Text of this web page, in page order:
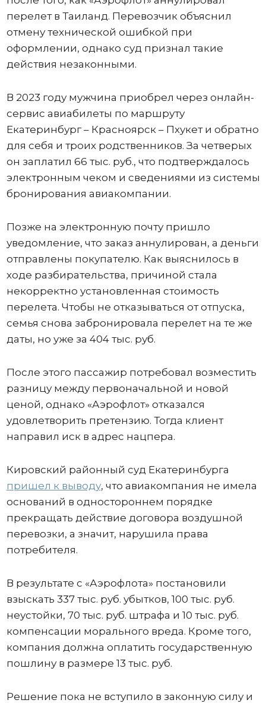
перелет в Таиланд. Перевозчик объяснил
отмену технической ошибкой при
оформлении, однако суд признал такие
действия незаконными.
В 2023 году мужчина приобрел через онлайн-
сервис авиабилеты по маршруту
Екатеринбург – Красноярск – Пхукет и обратно
для себя и троих родственников. За четверых
он заплатил 66 тыс. руб., что подтверждалось
электронным чеком и сведениями из системы
бронирования авиакомпании.
Позже на электронную почту пришло
уведомление, что заказ аннулирован, а деньги
отправлены покупателю. Как выяснилось в
ходе разбирательства, причиной стала
некорректно установленная стоимость
перелета. Чтобы не отказываться от отпуска,
семья снова забронировала перелет на те же
даты, но уже за 404 тыс. руб.
После этого пассажир потребовал возместить
разницу между первоначальной и новой
ценой, однако «Аэрофлот» отказался
удовлетворить претензию. Тогда клиент
направил иск в адрес нацпера.
Кировский районный суд Екатеринбурга
пришел к выводу, что авиакомпания не имела
оснований в одностороннем порядке
прекращать действие договора воздушной
перевозки, а значит, нарушила права
потребителя.
В результате с «Аэрофлота» постановили
взыскать 337 тыс. руб. убытков, 100 тыс. руб.
неустойки, 70 тыс. руб. штрафа и 10 тыс. руб.
компенсации морального вреда. Кроме того,
компания должна оплатить государственную
пошлину в размере 13 тыс. руб.
Решение пока не вступило в законную силу и